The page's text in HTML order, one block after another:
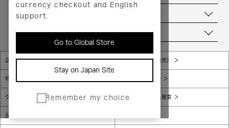
currency checkout and English
support.
Go to Global Store
Stay on Japan Site
Remember my choice
お問い合わせ
当店について
店舗一覧 販売規約（店頭販売）
特定商取引法に基づく表示 個人情報保護方針
グローバルプライバシーポリシー コンプライアンス憲章
反社会的勢力に対する基本方針